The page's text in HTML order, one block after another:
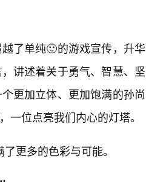
了单纯🙂的游戏宣传，升华
讲述着关于勇气、智慧、坚
更加立体、更加饱满的孙尚
一位点亮我们内心的灯塔。
更多的色彩与可能。